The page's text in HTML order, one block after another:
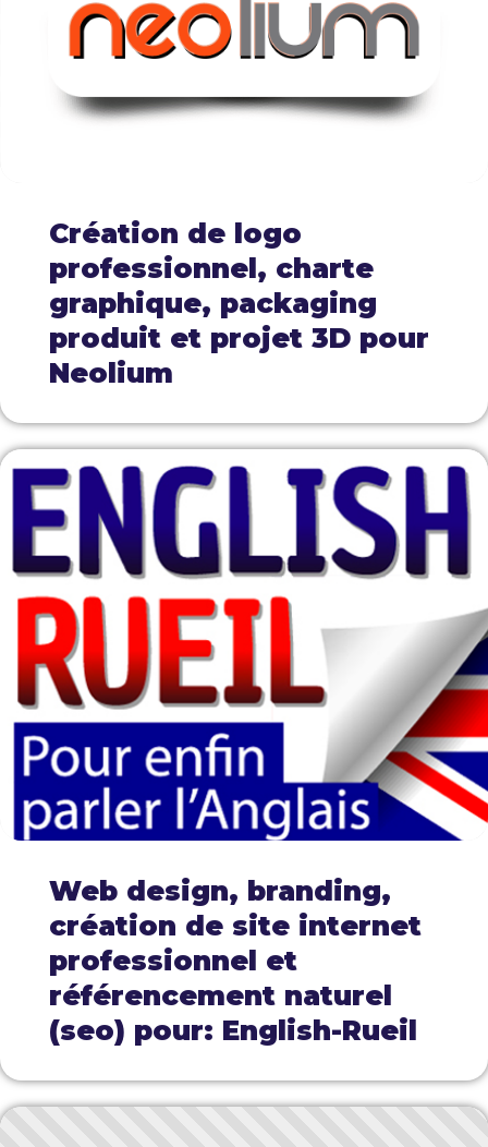
Création de logo
professionnel, charte
graphique, packaging
produit et projet 3D pour
Neolium
Web design, branding,
création de site internet
professionnel et
référencement naturel
(seo) pour: English-Rueil